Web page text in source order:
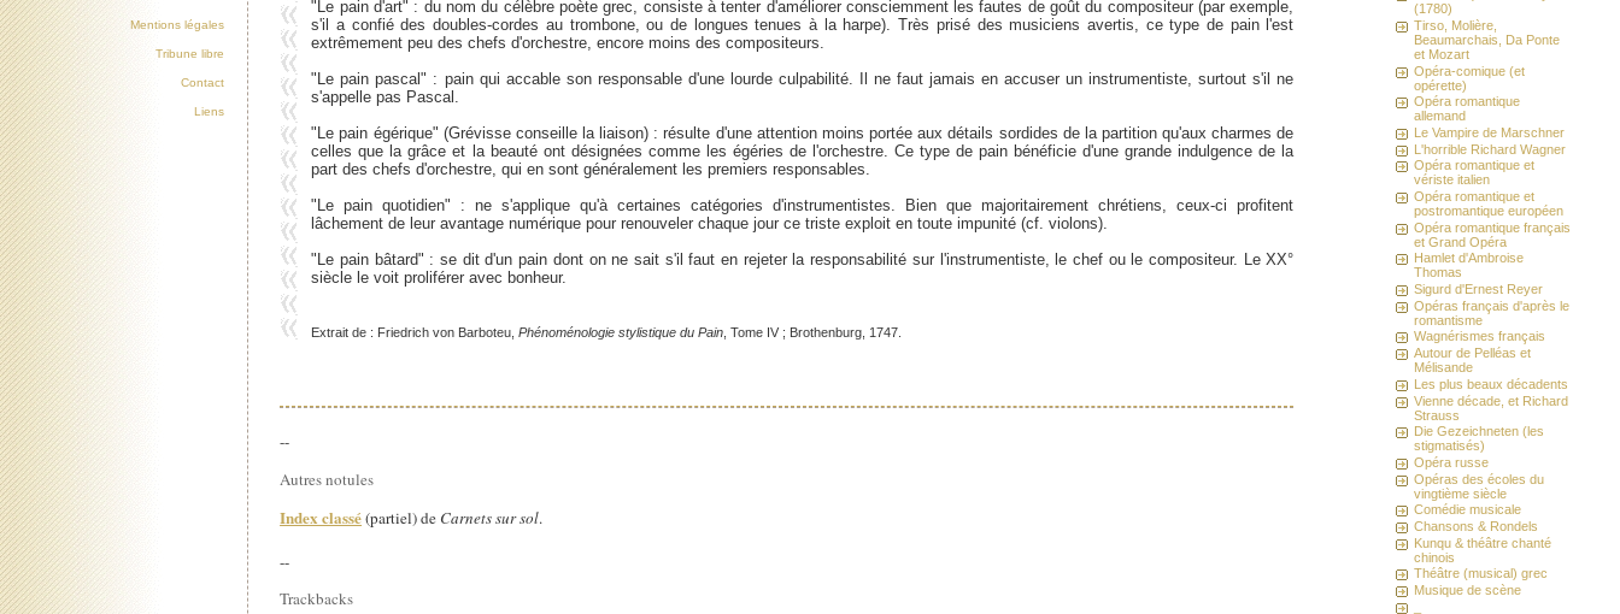
"Le pain d'art" : du nom du célèbre poète grec, consiste à tenter d'améliorer consciemment les fautes de goût du compositeur (par exemple,
s'il a confié des doubles-cordes au trombone, ou de longues tenues à la harpe). Très prisé des musiciens avertis, ce type de pain l'est
extrêmement peu des chefs d'orchestre, encore moins des compositeurs.
"Le pain pascal" : pain qui accable son responsable d'une lourde culpabilité. Il ne faut jamais en accuser un instrumentiste, surtout s'il ne
s'appelle pas Pascal.
"Le pain égérique" (Grévisse conseille la liaison) : résulte d'une attention moins portée aux détails sordides de la partition qu'aux charmes de
celles que la grâce et la beauté ont désignées comme les égéries de l'orchestre. Ce type de pain bénéficie d'une grande indulgence de la
part des chefs d'orchestre, qui en sont généralement les premiers responsables.
"Le pain quotidien" : ne s'applique qu'à certaines catégories d'instrumentistes. Bien que majoritairement chrétiens, ceux-ci profitent
lâchement de leur avantage numérique pour renouveler chaque jour ce triste exploit en toute impunité (cf. violons).
"Le pain bâtard" : se dit d'un pain dont on ne sait s'il faut en rejeter la responsabilité sur l'instrumentiste, le chef ou le compositeur. Le XX°
siècle le voit proliférer avec bonheur.
Extrait de : Friedrich von Barboteu,Phénoménologie stylistique du Pain , Tome IV ; Brothenburg, 1747.
--
Autres notules
Index classé(partiel) de Carnets sur sol.
--
Trackbacks
Mentions légales
Tribune libre
Contact
Liens
(1780)
Tirso, Molière,
Beaumarchais, Da Ponte
et Mozart
Opéra-comique (et
opérette)
Opéra romantique
allemand
Le Vampire de Marschner
L'horrible Richard Wagner
Opéra romantique et
vériste italien
Opéra romantique et
postromantique européen
Opéra romantique français
et Grand Opéra
Hamlet d'Ambroise
Thomas
Sigurd d'Ernest Reyer
Opéras français d'après le
romantisme
Wagnérismes français
Autour de Pelléas et
Mélisande
Les plus beaux décadents
Vienne décade, et Richard
Strauss
Die Gezeichneten (les
stigmatisés)
Opéra russe
Opéras des écoles du
vingtième siècle
Comédie musicale
Chansons & Rondels
Kunqu & théâtre chanté
chinois
Théâtre (musical) grec
Musique de scène